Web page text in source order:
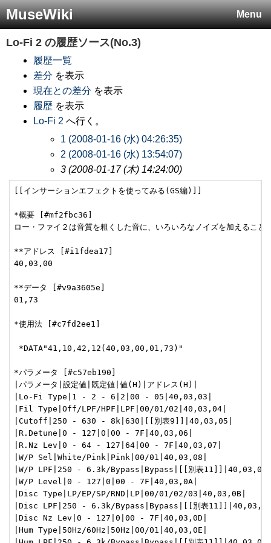
Menu
MuseWiki
Lo-Fi 2 の履歴ソース(No.3)
履歴一覧
差分 を表示
現在との差分 を表示
履歴 を表示
Lo-Fi 2 へ行く。
1 (2008-01-16 (水) 04:26:35)
2 (2008-01-16 (水) 13:54:07)
3 (2008-01-17 (木) 14:24:00)
[[インサーションエフェクトを使ってみる(GS編)]]
*概要 [#mf2fbc36]
ロー・ファイ２は音質を粗くした音に、いろいろなノイズを加えること
**アドレス [#i1fdea17]
40,03,00
**データ [#v9a3605e]
01,73
*使用法 [#c7fd2ee1]
*DATA"41,10,42,12(40,03,00,01,73)"
*パラメータ [#c57eb190]
|パラメータ|設定値|既定値|値(H)|アドレス(H)|
|Lo-Fi Type|1 - 2 - 6|2|00 - 05|40,03,03|
|Fil Type|Off/LPF/HPF|LPF|00/01/02|40,03,04|
|Cutoff|250 - 630 - 8k|630|[[別表9]]|40,03,05|
|R.Detune|0 - 127|0|00 - 7F|40,03,06|
|R.Nz Lev|0 - 64 - 127|64|00 - 7F|40,03,07|
|W/P Sel|White/Pink|Pink|00/01|40,03,08|
|W/P LPF|250 - 6.3k/Bypass|Bypass|[[別表11]]|40,03,09|
|W/P Level|0 - 127|0|00 - 7F|40,03,0A|
|Disc Type|LP/EP/SP/RND|LP|00/01/02/03|40,03,0B|
|Disc LPF|250 - 6.3k/Bypass|Bypass|[[別表
|Disc Nz Lev|0 - 127|0|00 - 7F|40,03,0D|
|Hum Type|50Hz/60Hz|50Hz|00/01|40,03,0E|